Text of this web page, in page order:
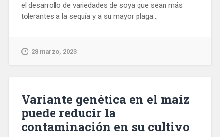
el desarrollo de variedades de soya que sean más
tolerantes a la sequía y a su mayor plaga...
28 marzo, 2023
Variante genética en el maíz
puede reducir la
contaminación en su cultivo